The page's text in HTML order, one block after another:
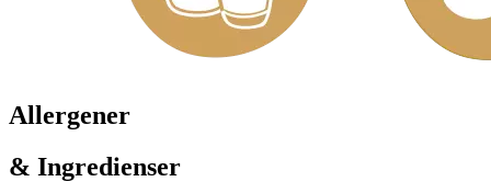
Allergener
& Ingredienser